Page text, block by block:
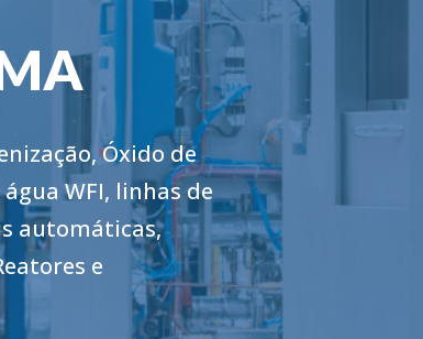
Óxido de
WFI, linhas de
automáticas,
e